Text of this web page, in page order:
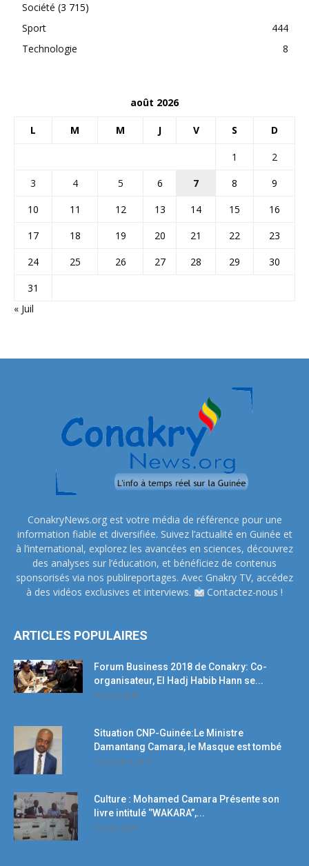
Société (3 715)
Sport
444
Technologie
8
août 2026
L M M J V S D
1
2
3
4 5 6 7 8
9
10
11 12 13 14 15
16
17
18 19 20 21 22
23
24
25 26 27 28 29
30
31
« Juil
ConakryNews.org est votre média de référence pour une
information fiable et diversifiée. Suivez l’actualité en Guinée et
à l’international, explorez les avancées en sciences, découvrez
des analyses sur l’éducation, et bénéficiez de contenus
sponsorisés via nos publireportages. Avec Gnakry TV, accédez
à des vidéos exclusives et interviews.
Contactez-nous !
ARTICLES POPULAIRES
Forum Business 2018 de Conakry: Co-
organisateur, El Hadj Habib Hann se...
19 avril 2018
Situation CNP-Guinée:Le Ministre
Damantang Camara, le Masque est tombé
11 octobre 2017
Culture : Mohamed Camara Présente son
livre intitulé ‘’WAKARA’’,...
5 mars 2018